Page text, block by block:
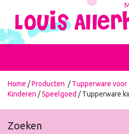
Home /Producten /Tupperware voor
Kinderen /Speelgoed / Tupperware
Zoeken